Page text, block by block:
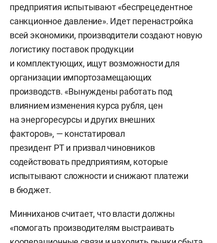
предприятия испытывают «беспрецедентное
санкционное давление». Идет перенастройка
всей экономики, производители создают новую
логистику поставок продукции
и комплектующих, ищут возможности для
организации импортозамещающих
производств. «Вынуждены работать под
влиянием изменения курса рубля, цен
на энергоресурсы и других внешних
факторов», — констатировал
президент РТ и призвал чиновников
содействовать предприятиям, которые
испытывают сложности и снижают платежи
в бюджет.
Минниханов считает, что власти должны
«помогать производителям выстраивать